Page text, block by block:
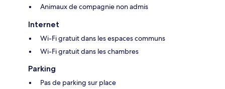
Animaux de compagnie non admis
Internet
Wi-Fi gratuit dans les espaces communs
Wi-Fi gratuit dans les chambres
Parking
Pas de parking sur place